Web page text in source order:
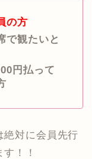
の方
で観たいと
円払って
絶対に会員先行
！！